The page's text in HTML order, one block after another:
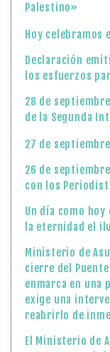
Palestino»
Hoy celebramos
Declaración
los esfuerzos
28 de
de la Segunda
27 de
26 de
con los
Un día como
la eternidad el
Ministerio de
cierre del
enmarca en una
exige una
reabrirlo de
El Ministerio de